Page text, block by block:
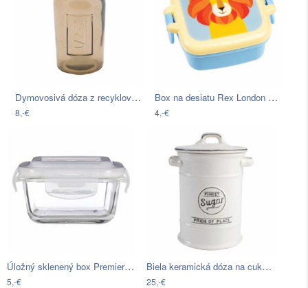
Dymovosivá dóza z recyklovaného skla…
8,-€
Box na desiatu Rex London Charlie The…
4,-€
Úložný sklenený box Premier Housewares…
5,-€
Biela keramická dóza na cukor T&G…
25,-€